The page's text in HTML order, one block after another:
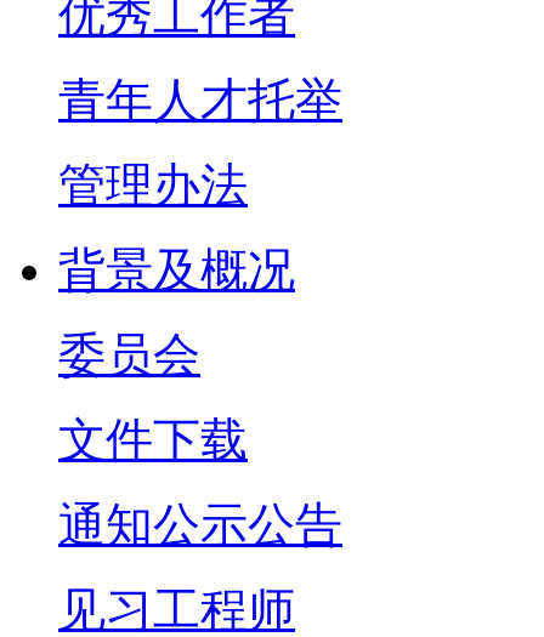
优秀工作者
青年人才托举
管理办法
背景及概况
委员会
文件下载
通知公示公告
见习工程师